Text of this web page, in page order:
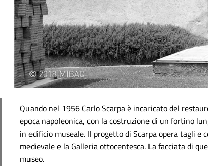
Quando nel 1956 Carlo Scarpa è incaricato del
epoca napoleonica, con la costruzione di un fortino
in edificio museale. Il progetto di Scarpa opera tagli e
medievale e la Galleria ottocentesca. La facciata di
museo.